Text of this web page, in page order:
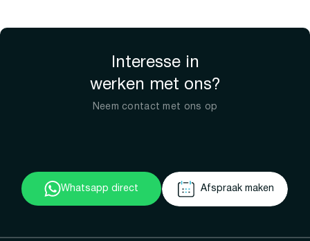
Interesse in
werken met ons?
Neem contact met ons op
Whatsapp direct Afspraak maken